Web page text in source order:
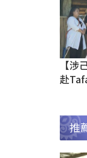
【
赴
推